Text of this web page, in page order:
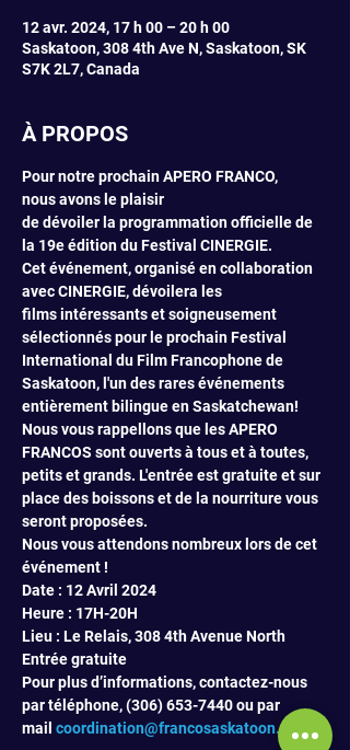
12 avr. 2024, 17 h 00 – 20 h 00
Saskatoon, 308 4th Ave N, Saskatoon, SK
S7K 2L7, Canada
À PROPOS
Pour notre prochain APERO FRANCO,
nous avons le plaisir
de dévoiler la programmation officielle de
la 19e édition du Festival CINERGIE.
Cet événement, organisé en collaboration
avec CINERGIE, dévoilera les
films intéressants et soigneusement
sélectionnés pour le prochain Festival
International du Film Francophone de
Saskatoon, l'un des rares événements
entièrement bilingue en Saskatchewan!
Nous vous rappellons que les APERO
FRANCOS sont ouverts à tous et à toutes,
petits et grands. L'entrée est gratuite et sur
place des boissons et de la nourriture vous
seront proposées.
Nous vous attendons nombreux lors de cet
événement !
Date : 12 Avril 2024
Heure : 17H-20H
Lieu : Le Relais, 308 4th Avenue North
Entrée gratuite
Pour plus d’informations, contactez-nous
par téléphone, (306) 653-7440 ou par
mail coordination@francosaskatoon.ca